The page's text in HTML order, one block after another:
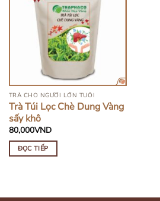
HẾT HÀNG
TRÀ CHO NGƯỜI LỚN TUỔI
Trà Túi Lọc Chè Dung Vàng
sấy khô
80,000VND
ĐỌC TIẾP